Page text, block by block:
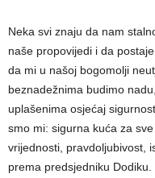
Neka svi znaju da nam
naše propovijedi i da
da mi u našoj bogomolji
beznadežnima budimo
uplašenima osjećaj
smo mi: sigurna kuća za
vrijednosti, pravdoljubivost,
prema predsjedniku Dodiku.